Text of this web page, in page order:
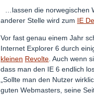
…lassen die norwegischen
anderer Stelle wird zum IE
Vor fast genau einem Jahr
Internet Explorer 6 durch
kleinen Revolte. Auch wenn
dass man den IE 6 endlich
„Sollte man den Nutzer
guten Webmasters, seine